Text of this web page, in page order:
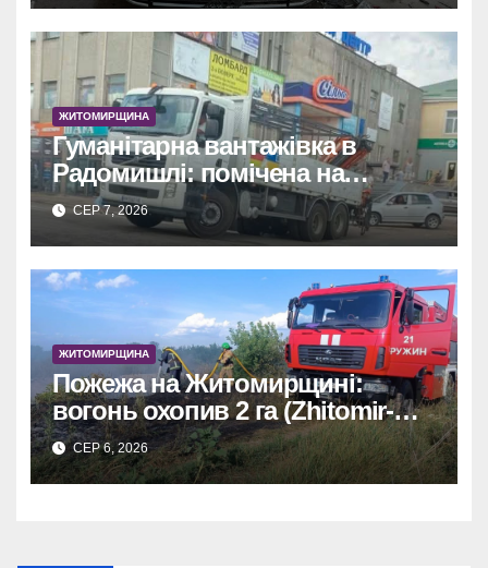
ЖИТОМИРЩИНА
Гуманітарна вантажівка в
Радомишлі: помічена на
будівництві приватного
об’єкта.
СЕР 7, 2026
ЖИТОМИРЩИНА
Пожежа на Житомирщині:
вогонь охопив 2 га (Zhitomir-
OnLine)
СЕР 6, 2026